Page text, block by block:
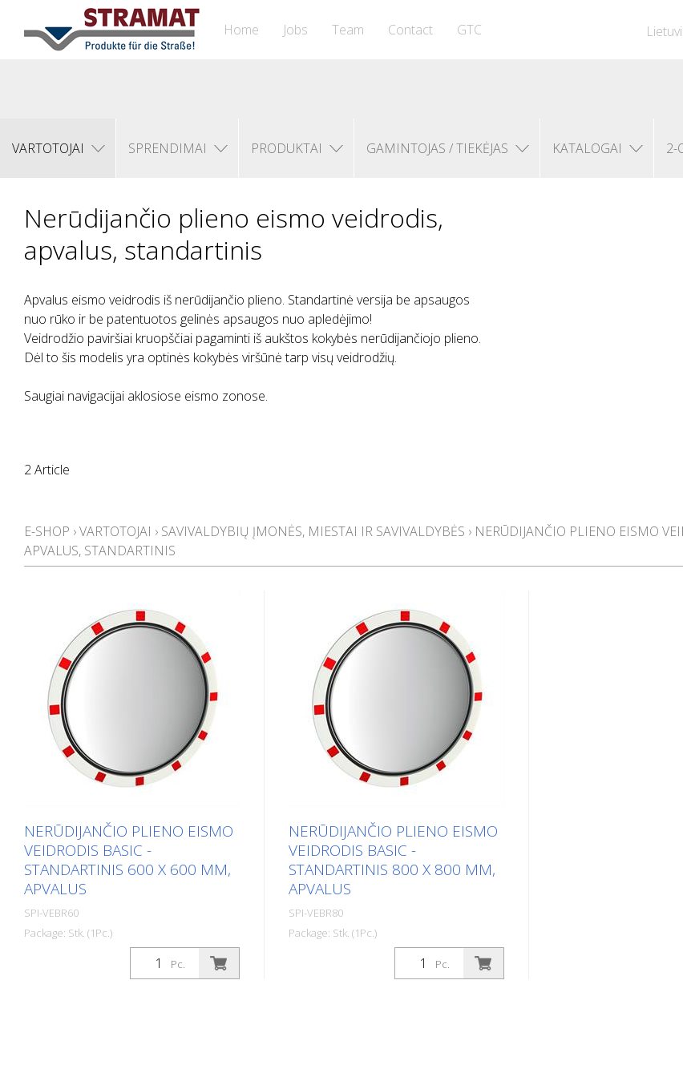
Home Jobs Team Contact GTC
VARTOTOJAI SPRENDIMAI PRODUKTAI GAMINTOJAS / TIEKĖJAS KATALOGAI 2-
Nerūdijančio plieno eismo veidrodis,
apvalus, standartinis
Apvalus eismo veidrodis iš nerūdijančio plieno. Standartinė versija be apsaugos
nuo rūko ir be patentuotos gelinės apsaugos nuo apledėjimo!
Veidrodžio paviršiai kruopščiai pagaminti iš aukštos kokybės nerūdijančiojo plieno.
Dėl to šis modelis yra optinės kokybės viršūnė tarp visų veidrodžių.
Saugiai navigacijai aklosiose eismo zonose.
2 Article
E-SHOP ›VARTOTOJAI › SAVIVALDYBIŲ ĮMONĖS, MIESTAI IR SAVIVALDYBĖS › NERŪDIJANČIO PLIENO EISMO
APVALUS, STANDARTINIS
NERŪDIJANČIO PLIENO EISMO
VEIDRODIS BASIC -
STANDARTINIS 600 X 600 MM,
APVALUS
SPI-VEBR60
Package: Stk. (1Pc.)
Basic nerūdijančio plieno veidrodis
sujungia ryškaus nerūdijančio plieno
Pc.
NERŪDIJANČIO PLIENO EISMO
VEIDRODIS BASIC -
STANDARTINIS 800 X 800 MM,
APVALUS
SPI-VEBR80
Package: Stk. (1Pc.)
Basic nerūdijančio plieno veidrodis
sujungia ryškaus nerūdijančio plieno
Pc.